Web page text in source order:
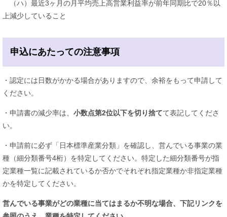
（ハ）最近3ヶ月の月平均売上高営業利益率が前年同期比で20％以
上減少していること
申込にあたっての注意事項
・認定には日数がかかる場合がありますので、余裕をもって申請して
ください。
・申請書の減少率は、 小数点第2位以下を切り捨てて表記してくださ
い。
・申請前に必ず「日本標準産業分類」を確認し、営んでいる事業の業
種（細分類番号4桁）を特定してください。特定した細分類番号が指
定業種一覧に記載されているか否かでそれぞれ指定業種か非指定業種
かを特定してください。
営んでいる事業がどの業種に当てはまるか不明な場合、下記リンクを